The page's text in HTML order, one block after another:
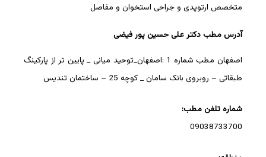
متخصص ارتوپدی و جراحی استخوان و مفاصل
آدرس مطب دکتر علی حسین پور فیضی
اصفهان مطب شماره 1 :اصفهان_توحید میانی _ پایین تر از پارکینگ
طبقاتی – روبروی بانک سامان _ کوچه 25 – ساختمان تندیس
شماره تلفن مطب:
09038733700